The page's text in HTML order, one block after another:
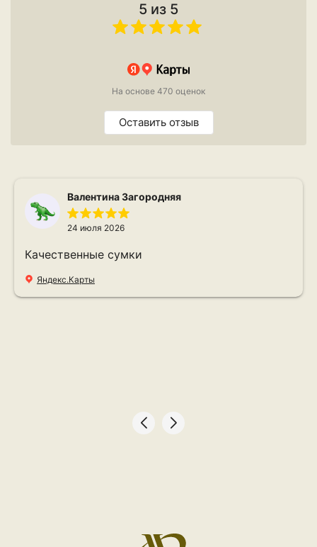
5 из 5
На основе 470 оценок
Оставить отзыв
Валентина Загородняя
24 июля 2026
Качественные сумки
Яндекс.Карты